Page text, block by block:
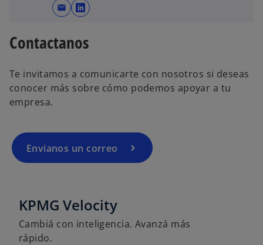
mail
s
a
r
e
a
s
t
a
Contactanos
Te invitamos a comunicarte con nosotros si deseas
conocer más sobre cómo podemos apoyar a tu
empresa.
Envianos un correo
KPMG Velocity
Cambiá con inteligencia. Avanzá más
rápido.